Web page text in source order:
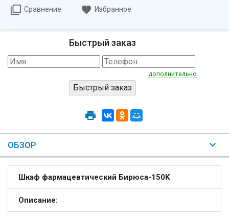
Сравнение Избранное
Быстрый заказ
дополнительно
ОБЗОР
Шкаф фармацевтический Бирюса-150K
Описание: